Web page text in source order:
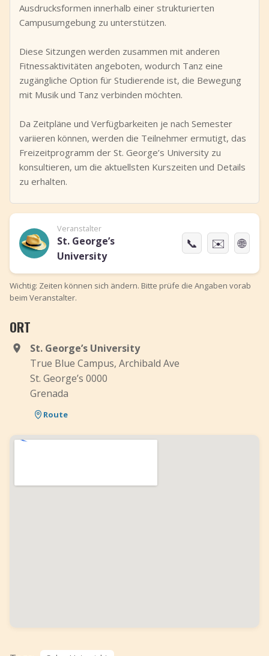
Ausdrucksformen innerhalb einer strukturierten
Campusumgebung zu unterstützen.
Diese Sitzungen werden zusammen mit anderen
Fitnessaktivitäten angeboten, wodurch Tanz eine
zugängliche Option für Studierende ist, die Bewegung
mit Musik und Tanz verbinden möchten.
Da Zeitpläne und Verfügbarkeiten je nach Semester
variieren können, werden die Teilnehmer ermutigt, das
Freizeitprogramm der St. George’s University zu
konsultieren, um die aktuellsten Kurszeiten und Details
zu erhalten.
Veranstalter
St. George’s
University
📞 ✉️ 🌐
Wichtig: Zeiten können sich ändern. Bitte prüfe die Angaben vorab
beim Veranstalter.
ORT
St. George’s University
True Blue Campus, Archibald Ave
St. George’s 0000
Grenada
Route